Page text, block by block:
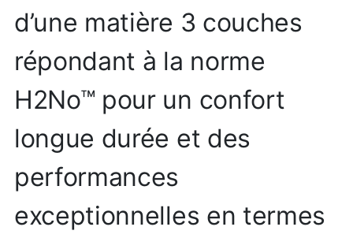
d’une matière 3 couches
répondant à la norme
H2No™ pour un confort
longue durée et des
performances
exceptionnelles en termes